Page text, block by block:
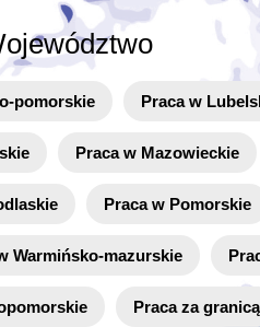
pomorskie Praca w
Praca w Mazowieckie
Praca w Pomorskie
Warmińsko-mazurskie
Praca za granicą